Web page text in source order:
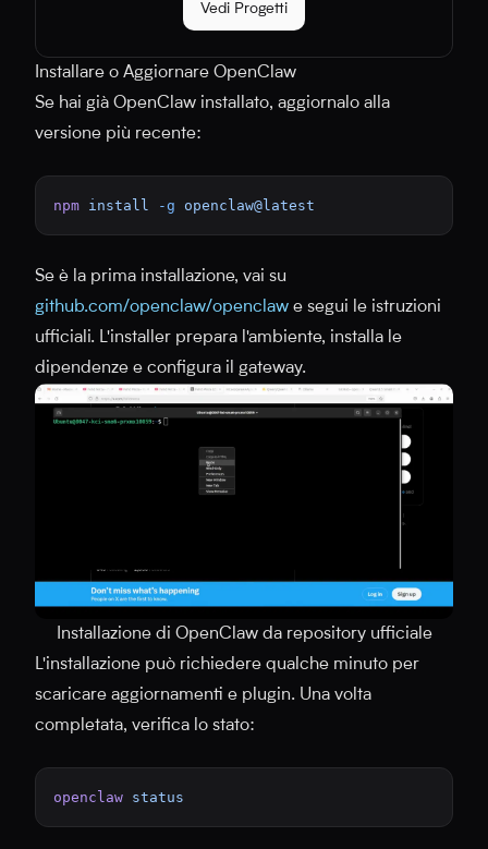
Vedi Progetti
Installare o Aggiornare OpenClaw
Se hai già OpenClaw installato, aggiornalo alla
versione più recente:
npm install -g openclaw@latest
Se è la prima installazione, vai su
github.com/openclaw/openclaw e segui le istruzioni
ufficiali. L'installer prepara l'ambiente, installa le
dipendenze e configura il gateway.
Installazione di OpenClaw da repository ufficiale
L'installazione può richiedere qualche minuto per
scaricare aggiornamenti e plugin. Una volta
completata, verifica lo stato:
openclaw status